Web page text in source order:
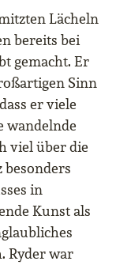
Lächeln
bereits bei
gemacht. Er
Sinn
er viele
wandelnde
viel über die
in
Kunst als
Ryder war